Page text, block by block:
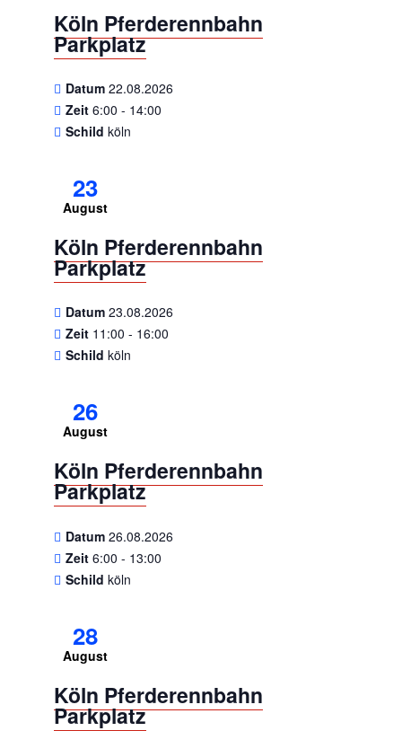
Köln Pferderennbahn
Parkplatz
Datum 22.08.2026
Zeit 6:00 - 14:00
Schild köln
23
August
Köln Pferderennbahn
Parkplatz
Datum 23.08.2026
Zeit 11:00 - 16:00
Schild köln
26
August
Köln Pferderennbahn
Parkplatz
Datum 26.08.2026
Zeit 6:00 - 13:00
Schild köln
28
August
Köln Pferderennbahn
Parkplatz